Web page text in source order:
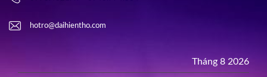
hotro@daihientho.com
Tháng 8 2026